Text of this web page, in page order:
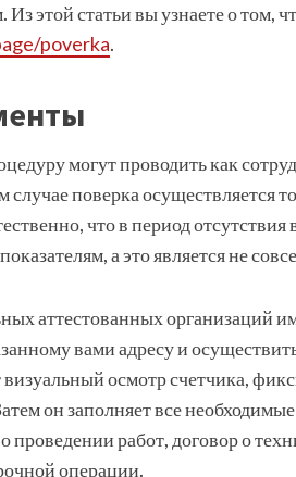
этой статьи вы узнаете о том,
poverka.
могут проводить как
поверка осуществляется
что в период
а это является не
аттестованных организаций
вами адресу и
осмотр счетчика,
он заполняет все
проведении работ, договор о
операции.